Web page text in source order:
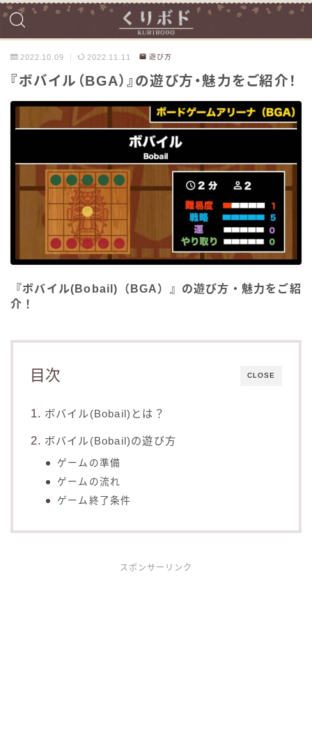
2022.10.09 2022.11.11 遊び方
『ボバイル（BGA）』の遊び方・魅力をご紹介！
『ボバイル(Bobail)（BGA）』の遊び方・魅力をご紹
介！
CLOSE
目次
ボバイル(Bobail)とは？
ボバイル(Bobail)の遊び方
ゲームの準備
ゲームの流れ
ゲーム終了条件
スポンサーリンク